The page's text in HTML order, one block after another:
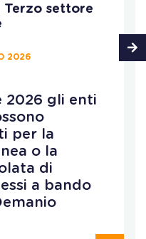
Terzo settore
2026
2026 gli enti
per la
o la
di
a bando